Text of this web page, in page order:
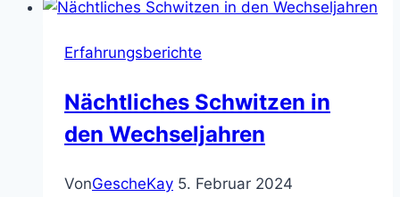
Phase
Erneuerung
neuer
Lebensfreude
Erfahrungsberichte
Nächtliches Schwitzen in
den Wechseljahren
VonGescheKay 5. Februar 2024